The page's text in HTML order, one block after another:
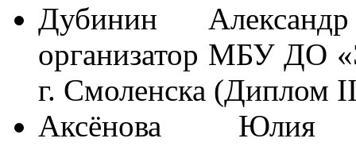
Дубинин
организатор МБУ ДО
г. Смоленска (Диплом
Аксёнова Юлия